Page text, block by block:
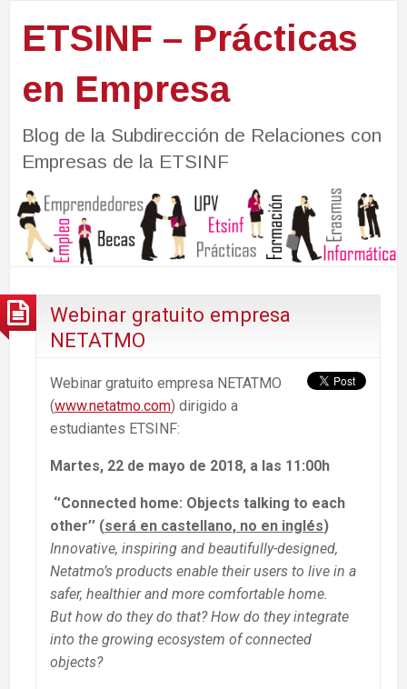
ETSINF – Prácticas
en Empresa
Blog de la Subdirección de Relaciones con
Empresas de la ETSINF
Webinar gratuito empresa
NETATMO
Webinar gratuito empresa NETATMO
(www.netatmo.com) dirigido a
estudiantes ETSINF:
Martes, 22 de mayo de 2018, a las 11:00h
‘’Connected home: Objects talking to each
other’’ (será en castellano, no en inglés)
Innovative, inspiring and beautifully-designed,
Netatmo’s products enable their users to live in a
safer, healthier and more comfortable home.
But how do they do that? How do they integrate
into the growing ecosystem of connected
objects?